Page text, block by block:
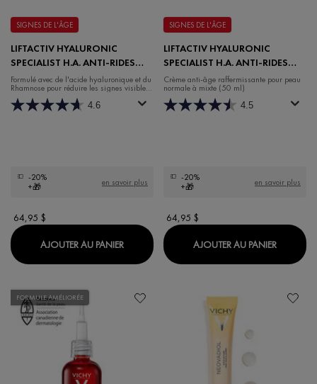
SIGNES DE L'ÂGE
LIFTACTIV HYALURONIC
SPECIALIST H.A. ANTI-RIDES
CRÈME HYDRATANTE DE NUIT
Formulé avec de l'acide hyaluronique et du
Rhamnose pour réduire les signes visibles
de l'âge.
4.6
-20%
+🎁
en savoir plus
64,95 $
AJOUTER AU PANIER LIFTACTIV HYALURONIC SPECIALIST H.A.
SIGNES DE L'ÂGE
LIFTACTIV HYALURONIC
SPECIALIST H.A. ANTI-RIDES
CRÈME HYDRATANTE DE JOUR
POUR PEAU NORMALE À MIXTE
Crème anti-âge raffermissante pour peau
normale à mixte (50 ml)
4.5
-20%
+🎁
en savoir plus
64,95 $
AJOUTER AU PANIER
FORMULE AMÉLIORÉE